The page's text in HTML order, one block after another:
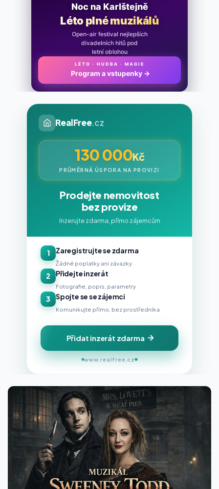
Noc na Karlštejně
Léto plné muzikálů
Open-air festival nejlepších
divadelních hitů pod
letní oblohou
LÉTO · HUDBA · MAGIE
Program a vstupenky→
RealFree.cz
130 000Kč
PRŮMĚRNÁ ÚSPORA NA PROVIZI
Prodejte nemovitost
bez provize
Inzerujte zdarma, přímo zájemcům
1 Zaregistrujte se zdarma
Žádné poplatky ani závazky
2 Přidejte inzerát
Fotografie, popis, parametry
3 Spojte se se zájemci
Komunikujte přímo, bez prostředníka
Přidat inzerát zdarma
www.realfree.cz